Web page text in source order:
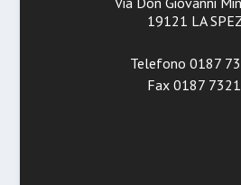
19121 LA
Telefono 0187
Fax 0187